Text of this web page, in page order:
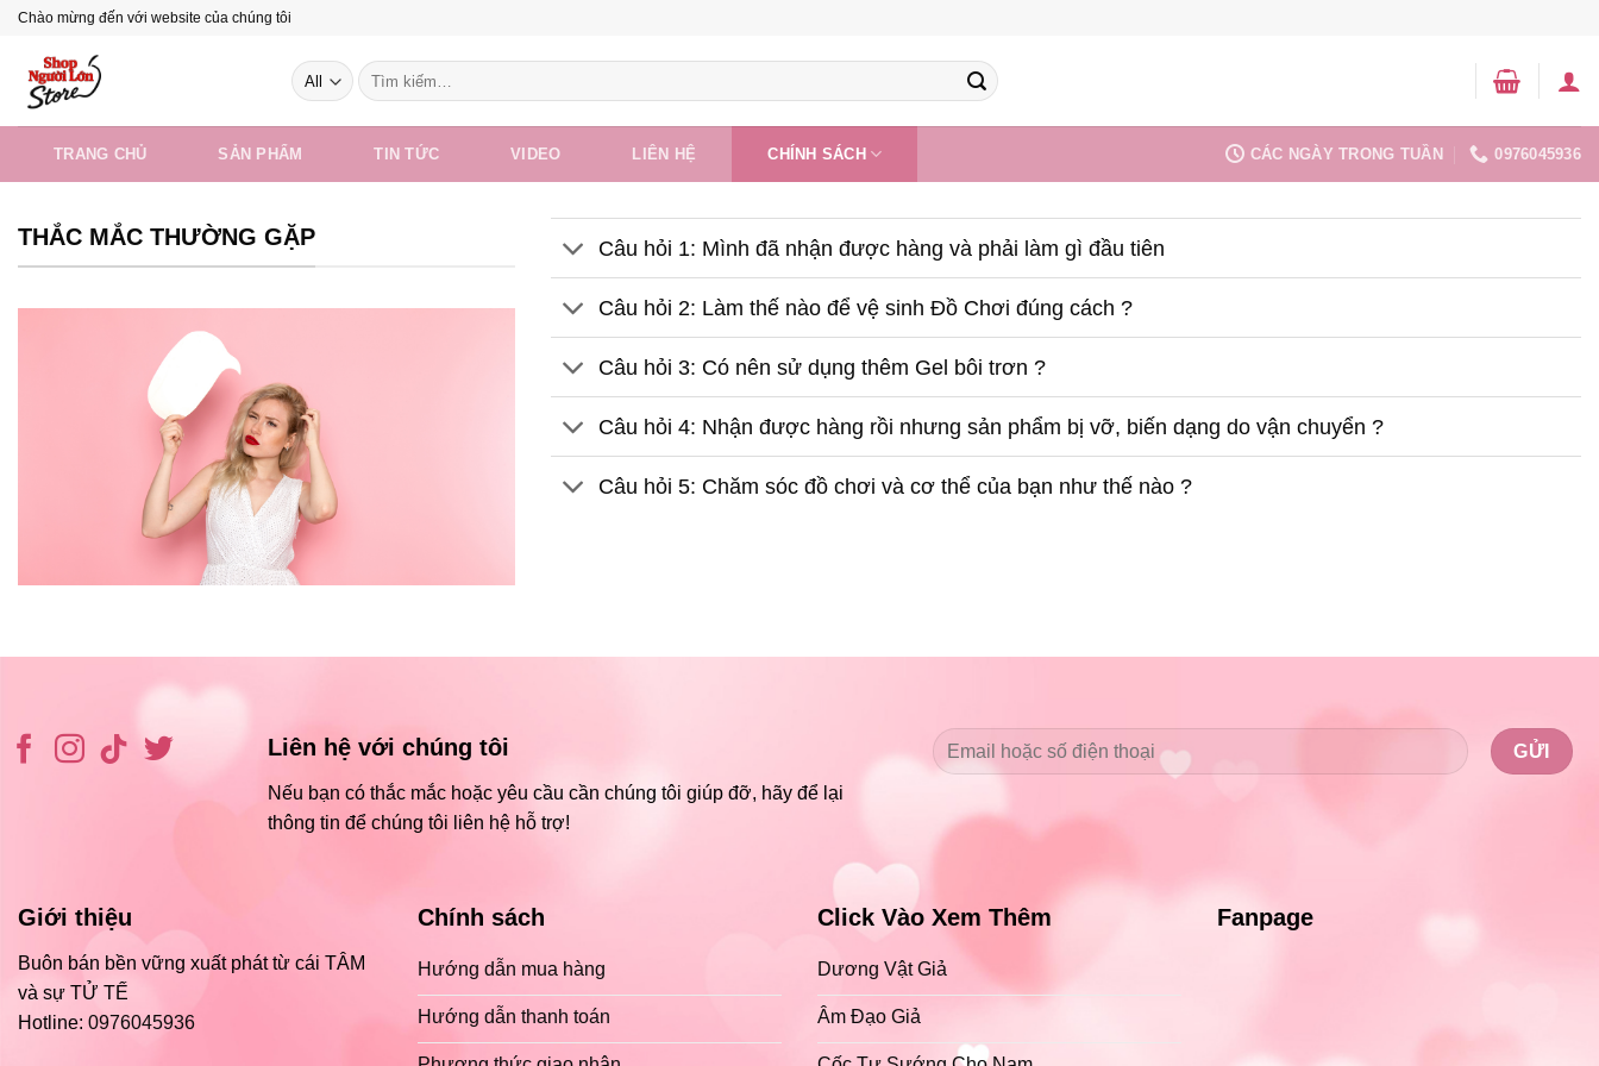
Skip
content
Chào mừng đến với website của chúng tôi
Tìm
kiếm:
TRANG CHỦ SẢN PHẨM TIN TỨC VIDEO LIÊN HỆ CHÍNH SÁCH CÁC NGÀY TRONG TUẦN 0976045936
THẮC MẮC THƯỜNG GẶP Câu hỏi 1: Mình đã nhận được hàng và phải làm gì đầu tiên
Câu hỏi 2: Làm thế nào để vệ sinh Đồ Chơi đúng cách ?
Câu hỏi 3: Có nên sử dụng thêm Gel bôi trơn ?
Câu hỏi 4: Nhận được hàng rồi nhưng sản phẩm bị vỡ, biến dạng do vận chuyển ?
Câu hỏi 5: Chăm sóc đồ chơi và cơ thể của bạn như thế nào ?
Liên hệ với chúng tôi
Nếu bạn có thắc mắc hoặc yêu cầu cần chúng tôi giúp đỡ, hãy để lại
thông tin để chúng tôi liên hệ hỗ trợ!
Giới thiệu
Buôn bán bền vững xuất phát từ cái TÂM
và sự TỬ TẾ
Hotline: 0976045936
Chính sách
Hướng dẫn mua hàng
Hướng dẫn thanh toán
Click Vào Xem Thêm
Dương Vật Giả
Âm Đạo Giả
Fanpage